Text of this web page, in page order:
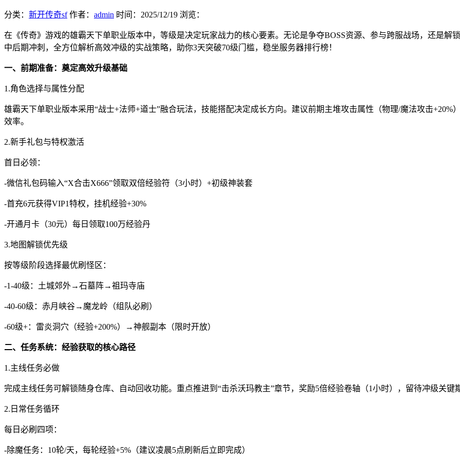
分类： 新开传奇sf 作者： admin 时间： 2025/12/19 浏览：
在《传奇》游戏的雄霸天下单职业版本中，等级是决定玩家战力的核心要素。无论是争夺BOSS资源、参与跨服战场，还是解
中后期冲刺，全方位解析高效冲级的实战策略，助你3天突破70级门槛，稳坐服务器排行榜！
一、前期准备：奠定高效升级基础
1.角色选择与属性分配
雄霸天下单职业版本采用“战士+法师+道士”融合玩法，技能搭配决定成长方向。建议前期主堆攻击属性（物理/魔法攻击
效率。
2.新手礼包与特权激活
首日必领：
-微信礼包码输入“X合击X666”领取双倍经验符（3小时）+初级神装套
-首充6元获得VIP1特权，挂机经验+30%
-开通月卡（30元）每日领取100万经验丹
3.地图解锁优先级
按等级阶段选择最优刷怪区：
-1-40级：土城郊外→石墓阵→祖玛寺庙
-40-60级：赤月峡谷→魔龙岭（组队必刷）
-60级+：雷炎洞穴（经验+200%）→神舰副本（限时开放）
二、任务系统：经验获取的核心路径
1.主线任务必做
完成主线任务可解锁随身仓库、自动回收功能。重点推进到“击杀沃玛教主”章节，奖励5倍经验卷轴（1小时），留待冲级关键
2.日常任务循环
每日必刷四项：
-除魔任务：10轮/天，每轮经验+5%（建议凌晨5点刷新后立即完成）